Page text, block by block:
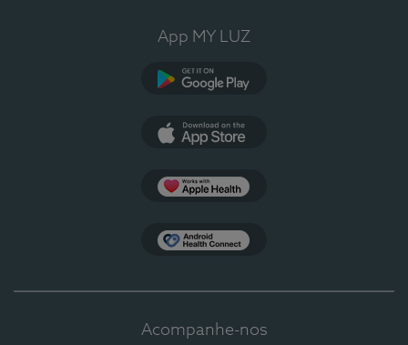
App MY LUZ
Acompanhe-nos